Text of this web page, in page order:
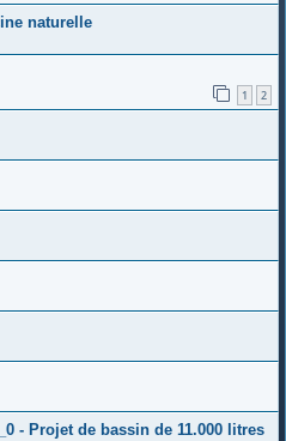
naturelle
1 2
- Projet de bassin de 11.000 litres